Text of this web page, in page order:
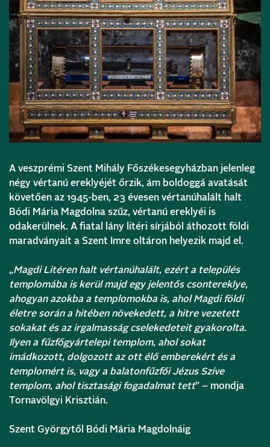
A veszprémi Szent Mihály Főszékesegyházban jelenleg
négy vértanú ereklyéjét őrzik, ám boldoggá avatását
követően az 1945-ben, 23 évesen vértanúhalált halt
Bódi Mária Magdolna szűz, vértanú ereklyéi is
odakerülnek. A fiatal lány litéri sírjából áthozott földi
maradványait a Szent Imre oltáron helyezik majd el.
„Magdi Litéren halt vértanúhalált, ezért a település
templomába is kerül majd egy jelentős csontereklye,
ahogyan azokba a templomokba is, ahol Magdi földi
életre során a hitében növekedett, a hitre vezetett
sokakat és az irgalmasság cselekedeteit gyakorolta.
Ilyen a fűzfőgyártelepi templom, ahol sokat
imádkozott, dolgozott az ott élő emberekért és a
templomért is, vagy a balatonfűzfői Jézus Szíve
templom, ahol tisztasági fogadalmat tett” – mondja
Tornavölgyi Krisztián.
Szent Györgytől Bódi Mária Magdolnáig